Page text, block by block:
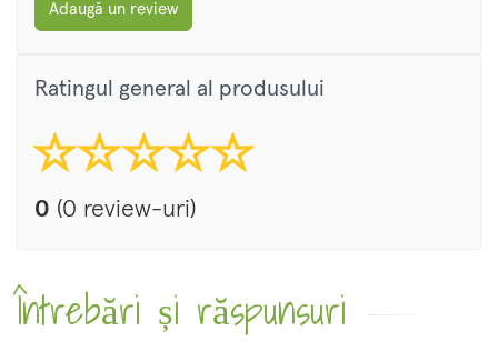
Adaugă un review
Ratingul general al produsului
0 (0 review-uri)
Întrebări și răspunsuri